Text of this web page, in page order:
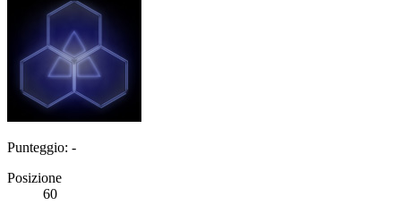
Punteggio: -
Posizione
60